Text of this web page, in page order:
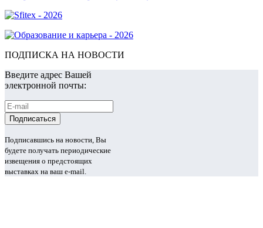
ПОДПИСКА НА НОВОСТИ
Введите адрес Вашей
электронной почты:
Подписавшись на новости, Вы
будете получать периодические
извещения о предстоящих
выставках на ваш e-mail.